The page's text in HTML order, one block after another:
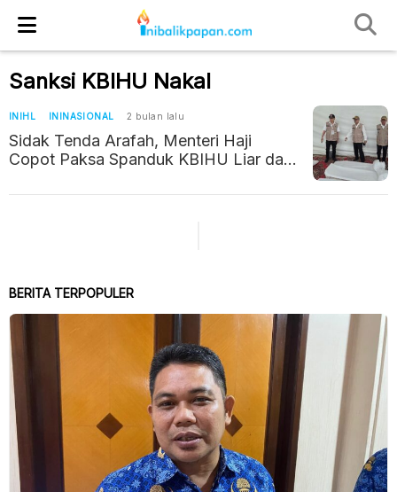
Sanksi KBIHU Nakal
INIHL ININASIONAL 2 bulan lalu
Sidak Tenda Arafah, Menteri Haji
Copot Paksa Spanduk KBIHU Liar dan
BERITA TERPOPULER